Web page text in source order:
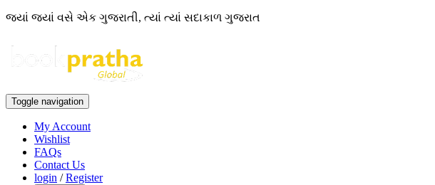
જ્યાં જ્યાં વસે એક ગુજરાતી, ત્યાં ત્યાં સદાકાળ ગુજરાત
Toggle navigation
My Account
Wishlist
FAQs
Contact Us
login /Register